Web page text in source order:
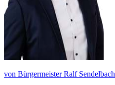
von Bürgermeister Ralf Sendelbach